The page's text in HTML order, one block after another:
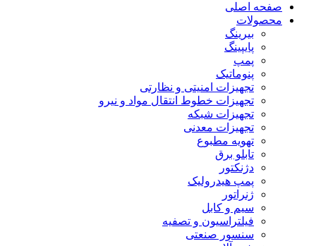
صفحه اصلی
محصولات
بیرینگ
پایپینگ
پمپ
پنوماتیک
تجهیزات امنیتی و نظارتی
تجهیزات خطوط انتقال مواد و نیرو
تجهیزات شبکه
تجهیزات معدنی
تهویه مطبوع
تابلو برق
دژنکتور
پمپ هیدرولیک
ژنراتور
سیم و کابل
فیلتراسیون و تصفیه
سنسور صنعتی